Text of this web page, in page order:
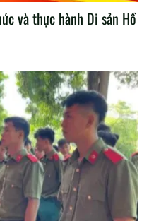
và thực hành Di sản Hồ